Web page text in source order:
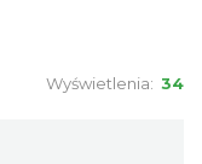
Wyświetlenia: 34